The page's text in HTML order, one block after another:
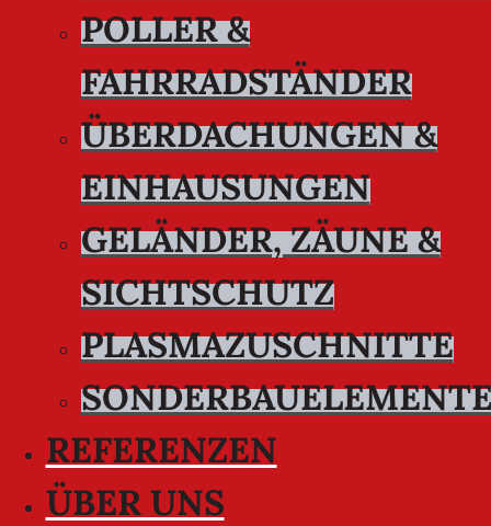
POLLER &
FAHRRADSTÄNDER
ÜBERDACHUNGEN &
EINHAUSUNGEN
GELÄNDER, ZÄUNE &
SICHTSCHUTZ
PLASMAZUSCHNITTE
REFERENZEN
ÜBER UNS